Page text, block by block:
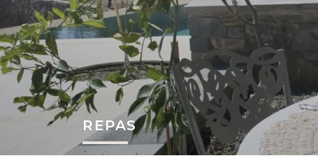
REPAS